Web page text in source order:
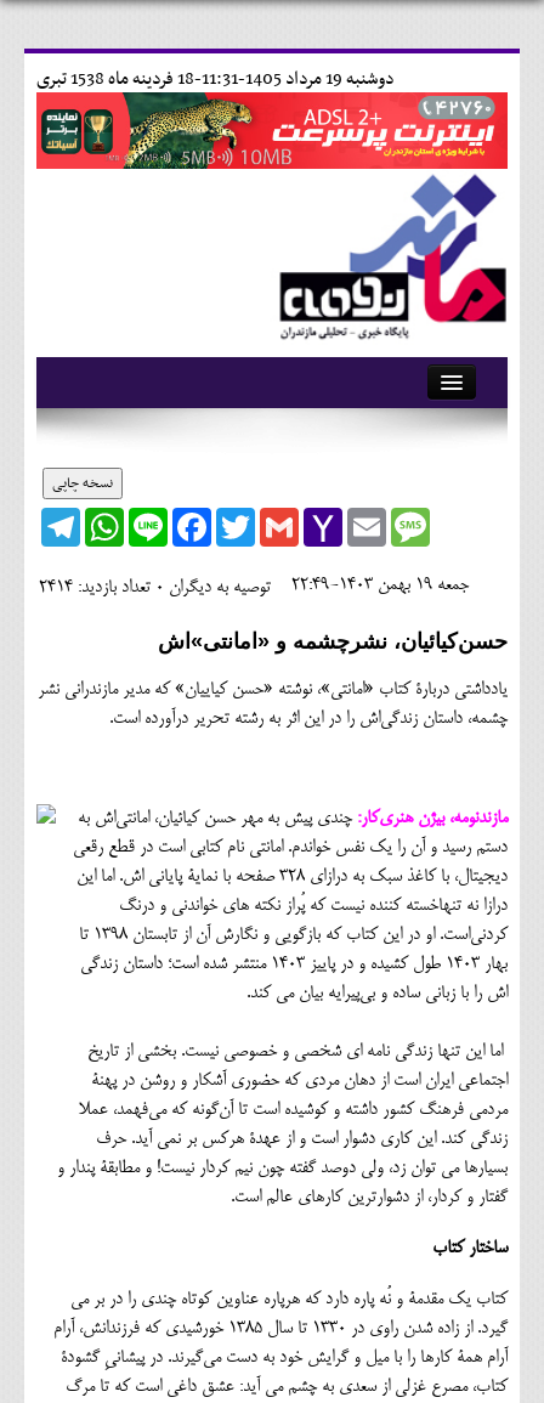
18 فردينه ماه 1538 تبری دوشنبه 19 مرداد 1405-11:31-
آرشیو
وبلاگ
حقوقی
فرهنگی و هنری
اقتصادی
سیاسی
خانه
نسخه چاپی
Telegram
WhatsApp Line
FacebookTwitterGmailYahoo
Mail
EmailMessage
تعداد بازدید: 2414 توصیه به دیگران 0 جمعه 19 بهمن 1403-22:49
حسن‌کیائیان، نشرچشمه و «امانتی»اش
یادداشتی دربارۀ کتاب «امانتی»، نوشته «حسن کیاییان» که مدیر مازندرانی نشر
چشمه، داستان زندگی‌اش را در این اثر به رشته تحریر درآورده است.
مازندنومه، بیژن هنری‌کار: چندی پیش به مهر حسن کیائیان، امانتی‌اش به
دستم رسید و آن را یک نفس خواندم. امانتی نام کتابی است در قطع رقعی
دیجیتال، با کاغذ سبک به درازای ۳۲۸ صفحه با نمایۀ پایانی اش. اما این
درازا نه تنهاخسته کننده نیست که پُراز نکته های خواندنی و درنگ
کردنی‌است. او در این کتاب که بازگویی و نگارش آن از تابستان ۱۳۹۸ تا
بهار ۱۴۰۳ طول کشیده و در پاییز ۱۴۰۳ منتشر شده است؛ داستان زندگی
اش را با زبانی ساده و بی‌پیرایه بیان می کند.
اما این تنها زندگی نامه ای شخصی و خصوصی نیست. بخشی از تاریخ
اجتماعی ایران است از دهان مردی که حضوری آشکار و روشن در پهنۀ
مردمی فرهنگ کشور داشته و کوشیده است تا آن‌گونه که می‌فهمد، عملا
زندگی کند. این کاری دشوار است و از عهدۀ هرکس بر نمی آید. حرف
بسیارها می توان زد، ولی دوصد گفته چون نیم کردار نیست! و مطابقۀ پندار و
گفتار و کردار، از دشوارترین کارهای عالم است.
ساختار کتاب
کتاب یک مقدمۀ و نُه پاره دارد که هرپاره عناوین کوتاه چندی را در بر می
گیرد. از زاده شدن راوی در 1330 تا سال ۱۳۸۵ خورشیدی که فرزندانش، آرام
آرام همۀ کارها را با میل و گرایش خود به دست می‌گیرند. در پیشانیِ گشودۀ
کتاب، مصرع غزلی از سعدی به چشم می آید: عشق داغی است که تا مرگ